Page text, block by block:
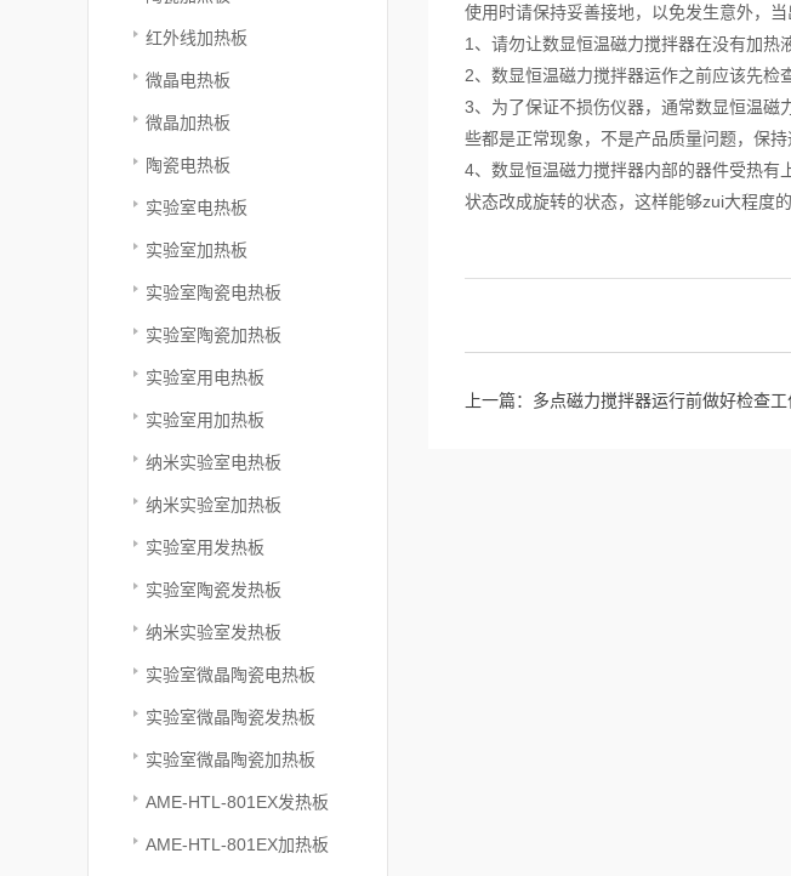
红外线加热板
微晶电热板
微晶加热板
陶瓷电热板
实验室电热板
实验室加热板
实验室陶瓷电热板
实验室陶瓷加热板
实验室用电热板
实验室用加热板
纳米实验室电热板
纳米实验室加热板
实验室用发热板
实验室陶瓷发热板
纳米实验室发热板
实验室微晶陶瓷电热板
实验室微晶陶瓷发热板
实验室微晶陶瓷加热板
AME-HTL-801EX发热板
AME-HTL-801EX加热板
使用时请保持妥善接地，以免发生意外，
1、请勿让数显恒温磁力搅拌器在没有加热
2、数显恒温磁力搅拌器运作之前应该先检
3、为了保证不损伤仪器，通常数显恒温磁
些都是正常现象，不是产品质量问题，保持
4、数显恒温磁力搅拌器内部的器件受热有
状态改成旋转的状态，这样能够zui大程度
上一篇： 多点磁力搅拌器运行前做好检查工